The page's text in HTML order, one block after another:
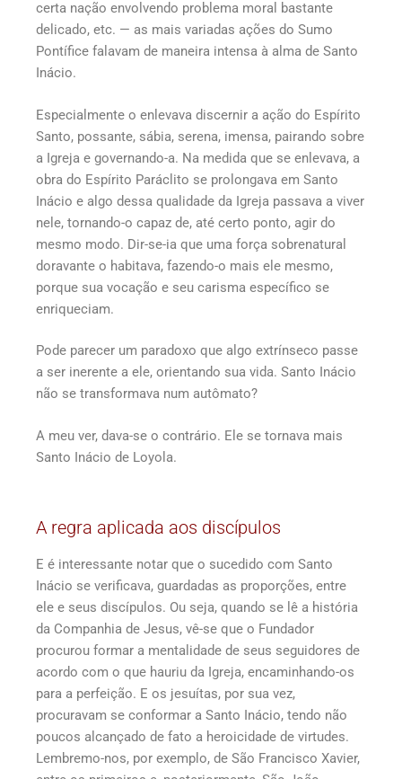
certa nação envolvendo problema moral bastante
delicado, etc. — as mais variadas ações do Sumo
Pontífice falavam de maneira intensa à alma de Santo
Inácio.
Especialmente o enlevava discernir a ação do Espírito
Santo, possante, sábia, serena, imensa, pairando sobre
a Igreja e governando-a. Na medida que se enlevava, a
obra do Espírito Paráclito se prolongava em Santo
Inácio e algo dessa qualidade da Igreja passava a viver
nele, tornando-o capaz de, até certo ponto, agir do
mesmo modo. Dir-se-ia que uma força sobrenatural
doravante o habitava, fazendo-o mais ele mesmo,
porque sua vocação e seu carisma específico se
enriqueciam.
Pode parecer um paradoxo que algo extrínseco passe
a ser inerente a ele, orientando sua vida. Santo Inácio
não se transformava num autômato?
A meu ver, dava-se o contrário. Ele se tornava mais
Santo Inácio de Loyola.
A regra aplicada aos discípulos
E é interessante notar que o sucedido com Santo
Inácio se verificava, guardadas as proporções, entre
ele e seus discípulos. Ou seja, quando se lê a história
da Companhia de Jesus, vê-se que o Fundador
procurou formar a mentalidade de seus seguidores de
acordo com o que hauriu da Igreja, encaminhando-os
para a perfeição. E os jesuítas, por sua vez,
procuravam se conformar a Santo Inácio, tendo não
poucos alcançado de fato a heroicidade de virtudes.
Lembremo-nos, por exemplo, de São Francisco Xavier,